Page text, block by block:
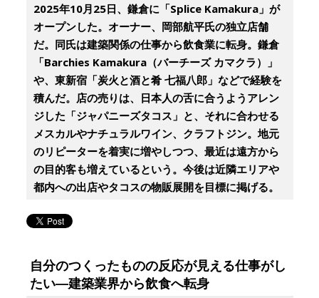
2025年10月25日、鎌倉に「Splice Kamakura」が
オープンした。オーナー、岡部航平氏の独立店舗
だ。同氏は建築関係の仕事から飲食業に転身。鎌倉
「Barchies Kamakura（バーチーズ カマクラ）」
や、東新宿「炭火と酒と肴 七福八郎」などで経験を
積んだ。店の売りは、日本人の舌に合うようアレン
ジした「ジャパニーズタコス」と、それに合わせる
メスカルやナチュラルワイン、クラフトジン。地元
のリピーターを着実に増やしつつ、最近は遠方から
の目的客も増えているという。今後は近隣エリアや
都内への出店やタコスの物販展開を目標に掲げる。
自分のつくったものの反応が見える仕事がし
たい―建築業界から飲食へ転身